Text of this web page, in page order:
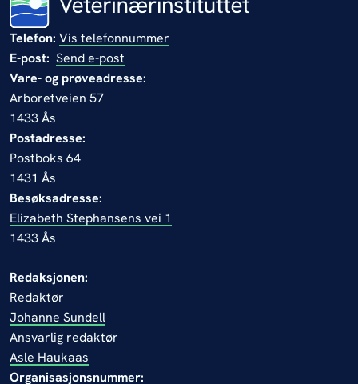
Telefon: Vis telefonnummer
E-post: Send e-post
Vare- og prøveadresse:
Arboretveien 57
1433 Ås
Postadresse:
Postboks 64
1431 Ås
Besøksadresse:
Elizabeth Stephansens vei 1
1433 Ås
Redaksjonen:
Redaktør
Johanne Sundell
Ansvarlig redaktør
Asle Haukaas
Organisasjonsnummer: